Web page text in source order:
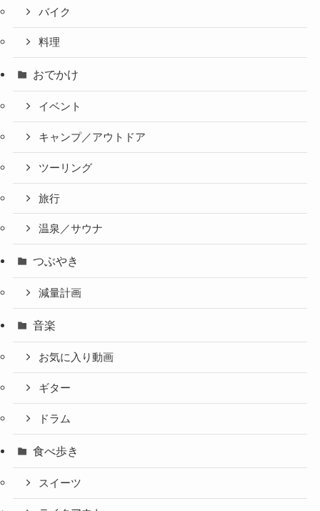
バイク
料理
おでかけ
イベント
キャンプ／アウトドア
ツーリング
旅行
温泉／サウナ
つぶやき
減量計画
音楽
お気に入り動画
ギター
ドラム
食べ歩き
スイーツ